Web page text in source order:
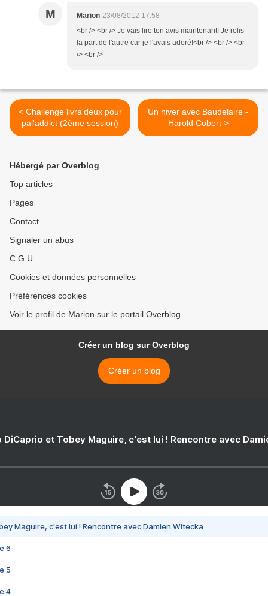
M Marion 23/08/2012 17:58
<br /> <br /> Je vais lire ton avis maintenant! Je relis
la part de l'autre car je l'avais adoré!<br /> <br /> <br
/> <br />
< Challenge livra'deux pour
pal'addict (2ème session)
Un hiver avec Baudelaire -
Harold Cobert >
Hébergé par Overblog
Top articles
Pages
Contact
Signaler un abus
C.G.U.
Cookies et données personnelles
Préférences cookies
Voir le profil de Marion sur le portail Overblog
Créer un blog sur Overblog
Créer un blog
DiCaprio et Tobey Maguire, c'est lui ! Rencontre avec
Maguire, c'est lui ! Rencontre avec Damien Witecka
6
5
4